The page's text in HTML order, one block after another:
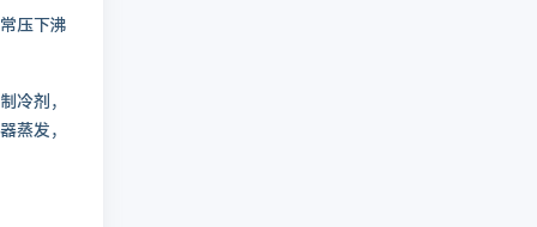
压下沸
冷剂，
蒸发，